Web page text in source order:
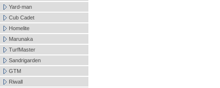
Yard-man
Cub Cadet
Homelite
Marunaka
TurfMaster
Sandrigarden
GTM
Riwall